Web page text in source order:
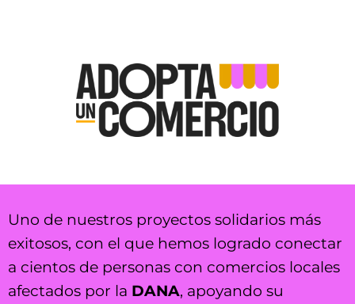
Uno de nuestros proyectos solidarios más
exitosos, con el que hemos logrado conectar
a cientos de personas con comercios locales
afectados por la DANA, apoyando su